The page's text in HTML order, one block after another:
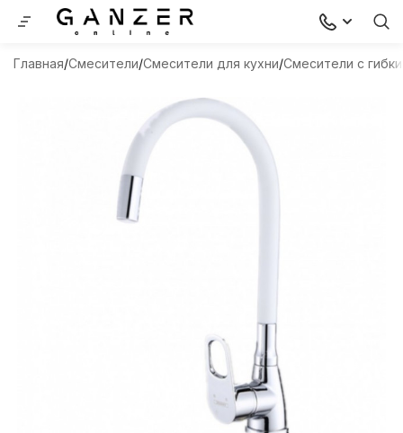
Главная Смесители Смесители для кухни Смесители с